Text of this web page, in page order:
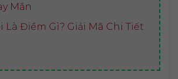
Mắn
Là Điềm Gì? Giải Mã Chi Tiết